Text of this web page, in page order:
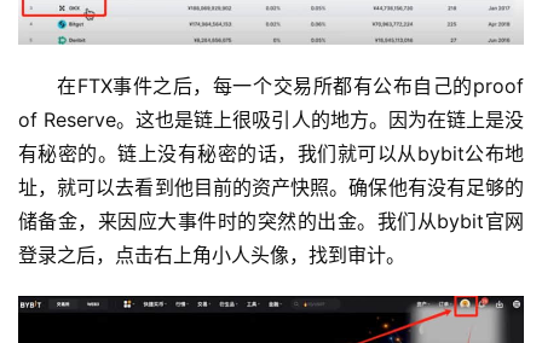
在FTX事件之后，每一个交易所都有公布自己的proof
of Reserve。这也是链上很吸引人的地方。因为在链上是没
有秘密的。链上没有秘密的话，我们就可以从bybit公布地
址，就可以去看到他目前的资产快照。确保他有没有足够的
储备金，来因应大事件时的突然的出金。我们从bybit官网
登录之后，点击右上角小人头像，找到审计。